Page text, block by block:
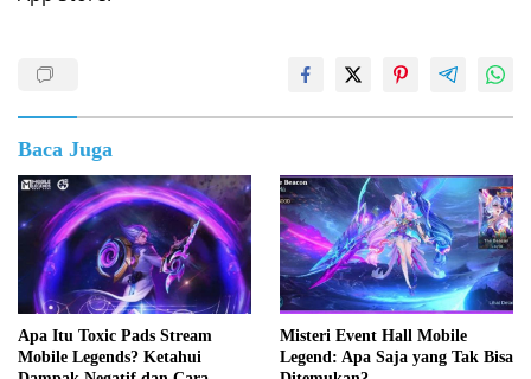
Baca Juga
Apa Itu Toxic Pads Stream
Mobile Legends? Ketahui
Misteri Event Hall Mobile
Legend: Apa Saja yang Tak Bisa